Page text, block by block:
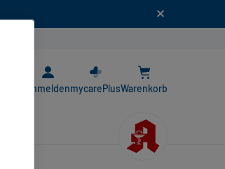
AnmeldenmycarePlusWarenkorb